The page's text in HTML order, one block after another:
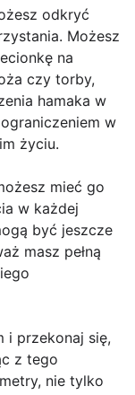
odkryć
Możesz
na
czy torby,
hamaka w
w
życiu.
mieć go
w każdej
być jeszcze
masz pełną
i przekonaj się,
z tego
nie tylko